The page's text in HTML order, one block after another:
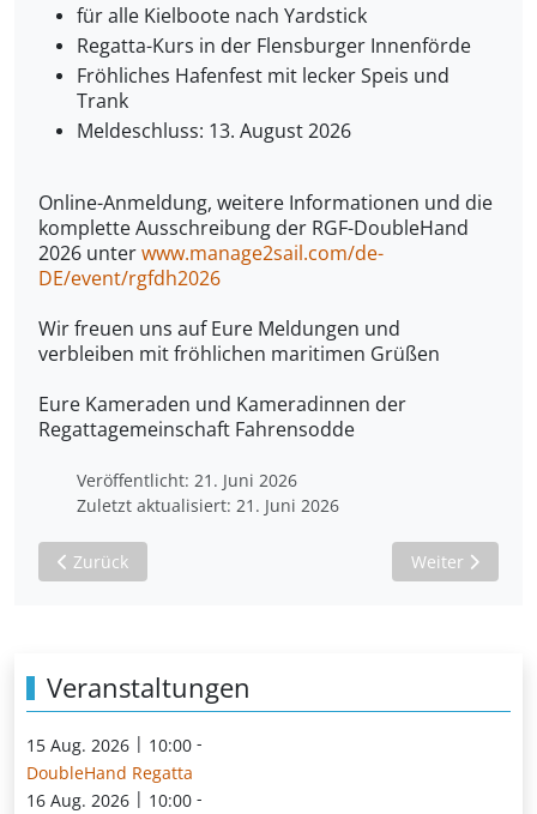
für alle Kielboote nach Yardstick
Regatta-Kurs in der Flensburger Innenförde
Fröhliches Hafenfest mit lecker Speis und
Trank
Meldeschluss: 13. August 2026
Online-Anmeldung, weitere Informationen und die
komplette Ausschreibung der RGF-DoubleHand
2026 unterwww.manage2sail.com/de-
DE/event/rgfdh2026
Wir freuen uns auf Eure Meldungen und
verbleiben mit fröhlichen maritimen Grüßen
Eure Kameraden und Kameradinnen der
Regattagemeinschaft Fahrensodde
Veröffentlicht: 21. Juni 2026
Zuletzt aktualisiert: 21. Juni 2026
Vorheriger Beitrag: Erinnerung: SVF Sonnenwendenfeier
Zurück Nächster
Weiter
Veranstaltungen
15 Aug. 2026 | 10:00 -
DoubleHand Regatta
16 Aug. 2026 | 10:00 -